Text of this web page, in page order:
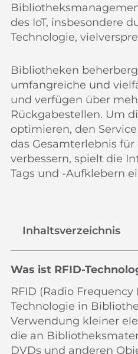
des IoT, insbesondere
Technologie,
Bibliotheken
umfangreiche und
und verfügen über
Rückgabestellen. Um
optimieren, den
das Gesamterlebnis
verbessern, spielt die
Tags und -Aufklebern
Inhaltsverzeichnis
Was ist RFID-
RFID (Radio
Technologie in
Verwendung kleiner
die an
DVDs und anderen